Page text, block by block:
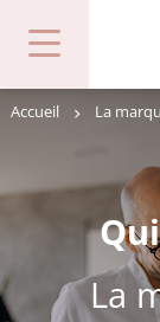
Accueil La
La